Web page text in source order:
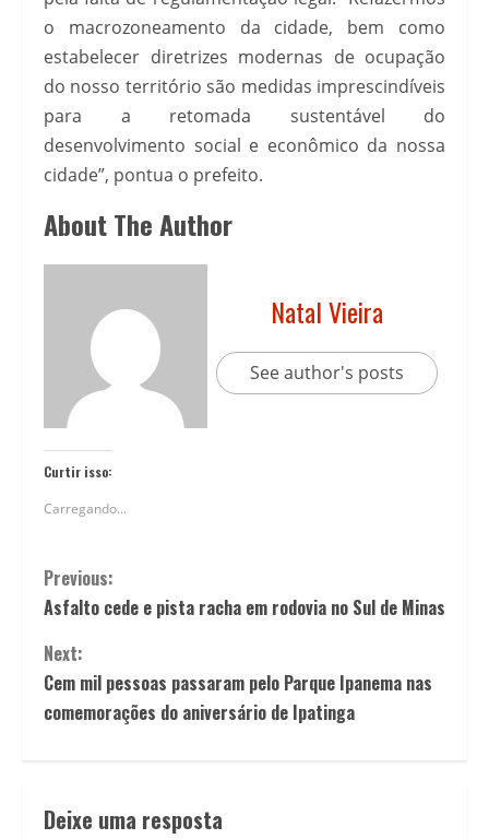
o macrozoneamento da cidade, bem como
estabelecer diretrizes modernas de ocupação
do nosso território são medidas imprescindíveis
para a retomada sustentável do
desenvolvimento social e econômico da nossa
cidade”, pontua o prefeito.
About The Author
Natal Vieira
See author's posts
Curtir isso:
Carregando...
Previous:
Asfalto cede e pista racha em rodovia no Sul de Minas
Next:
Cem mil pessoas passaram pelo Parque Ipanema nas
comemorações do aniversário de Ipatinga
Deixe uma resposta